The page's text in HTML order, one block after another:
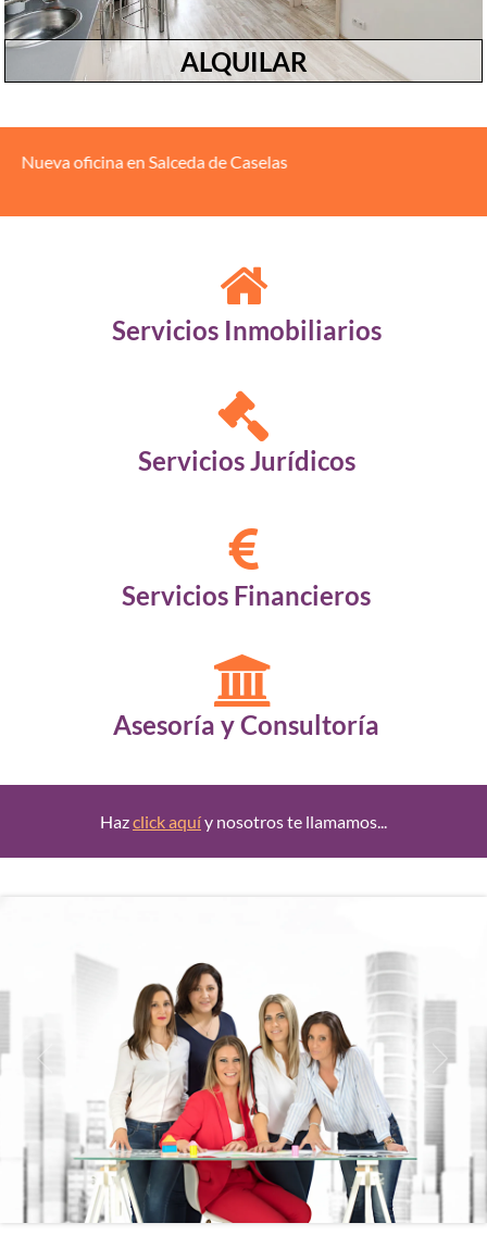
ALQUILAR
en Salceda de Caselas
Servicios Inmobiliarios
Servicios Jurídicos
Servicios Financieros
Asesoría y Consultoría
Hazclick aquíy nosotros te llamamos...